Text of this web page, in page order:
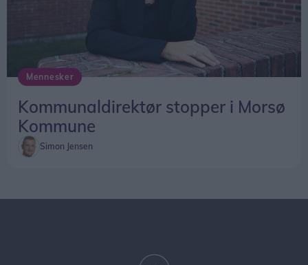
Mennesker
Kommunaldirektør stopper i Morsø
Kommune
Simon Jensen